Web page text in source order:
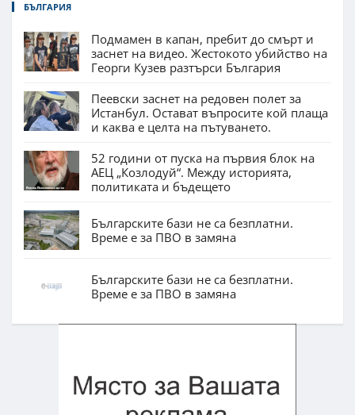
БЪЛГАРИЯ
Подмамен в капан, пребит до смърт и
заснет на видео. Жестокото убийство на
Георги Кузев разтърси България
Пеевски заснет на редовен полет за
Истанбул. Остават въпросите кой плаща
и каква е целта на пътуването.
52 години от пуска на първия блок на
АЕЦ „Козлодуй“. Между историята,
политиката и бъдещето
Българските бази не са безплатни.
Време е за ПВО в замяна
Българските бази не са безплатни.
Време е за ПВО в замяна